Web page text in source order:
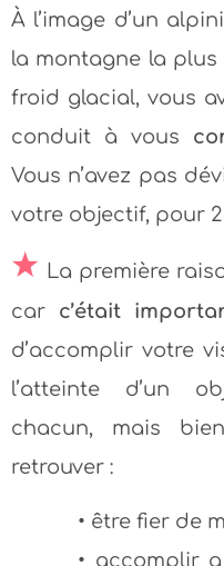
À l’image d’un
la montagne la
froid glacial, vous
conduit à vous
Vous n’avez pas
votre objectif, pour
La première
car c’était
d’accomplir votre
l’atteinte d’un
chacun, mais
retrouver :
• être fier de
• accomplir